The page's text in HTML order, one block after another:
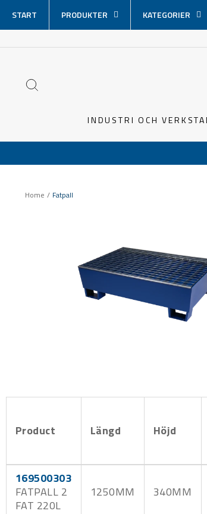
över
innehåll
START PRODUKTER KATEGORIER
INDUSTRI OCH
Home / Fatpall
Product Längd Höjd
169500303
FATPALL 2
FAT 220L
1250MM 340MM